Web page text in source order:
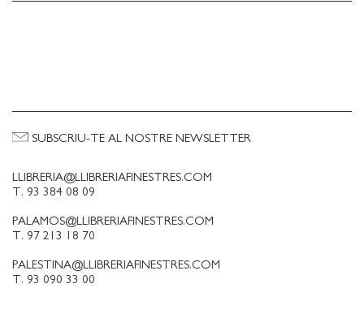
LLIBRERIA@LLIBRERIAFINESTRES.COM
T. 93 384 08 09
PALAMOS@LLIBRERIAFINESTRES.COM
T. 97 213 18 70
PALESTINA@LLIBRERIAFINESTRES.COM
T. 93 090 33 00
SUBSCRIU-TE AL NOSTRE NEWSLETTER